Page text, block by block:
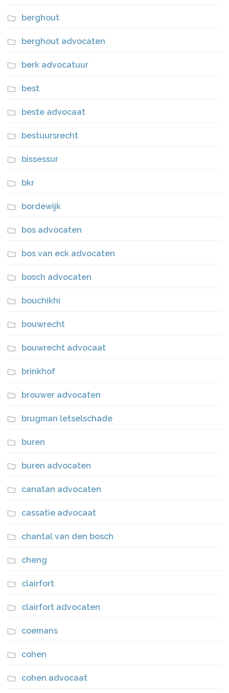
berghout
berghout advocaten
berk advocatuur
best
beste advocaat
bestuursrecht
bissessur
bkr
bordewijk
bos advocaten
bos van eck advocaten
bosch advocaten
bouchikhi
bouwrecht
bouwrecht advocaat
brinkhof
brouwer advocaten
brugman letselschade
buren
buren advocaten
canatan advocaten
cassatie advocaat
chantal van den bosch
cheng
clairfort
clairfort advocaten
coemans
cohen
cohen advocaat